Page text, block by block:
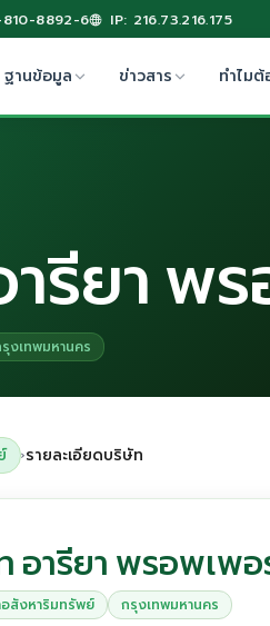
8892-6 IP: 216.73.216.175
ฐานข้อมูล ข่าวสาร ทำไมต้
รียา พ
งเทพมหานคร
›รายละเอียดบริษัท
อารียา พรอพเพ
สังหาริมทรัพย์ กรุงเทพมหานคร